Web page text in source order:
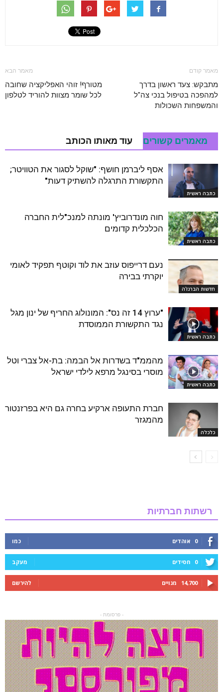
מאמר קודם
מתבקש: צעד ראשון בדרך
למהפכה בטיפול בנכי צה"ל
והמשפחות השכולות
מאמר הבא
מטורף! זוהי האפליקציה שחובה
לכל שומר מצוות להוריד לטלפון
מאמרים קשורים עוד מאותו הכותב
כתבה ראשית
אסף ליברמן חושף: "שוקל לסגור את הטוויטר;
התקשורת התרגלה להשתיק דעות"
כתבה ראשית
חוה מונדרוביץ' מונתה למנכ"לית החברה
הכלכלית קדומים
חדשות הברנז'ה
נעם דרייפוס עוזב את לוד וקוטף תפקיד לאומי
יוקרתי בבירה
כתבה ראשית
"ערוץ 14 זה נס": המונולוג החריף של ינון מגל
נגד התקשורת הממוסדת
כתבה ראשית
מהממ"ד בשדרות אל הבמה: בת-אל צברי וטל
מוסרי בסינגל מרפא לילדי ישראל
כלכלה
חברת התעופה ארקיע בחרה גם היא בפרזנטור
מהמגזר
רשתות חברתיות
0 אוהדים כמו
0 חסידים מעקב
14,700 מנויים להירשם
- פרסומת -